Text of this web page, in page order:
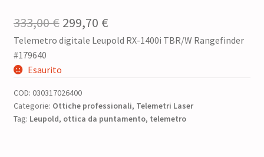
333,00€ Il
prezzo
333,00 €.
299,70 €Il
prezzo
299,70 €.
Telemetro digitale Leupold RX-1400i TBR/W Rangefinder
#179640
Esaurito
COD: 030317026400
Categorie: Ottiche professionali, Telemetri Laser
Tag: Leupold, ottica da puntamento, telemetro